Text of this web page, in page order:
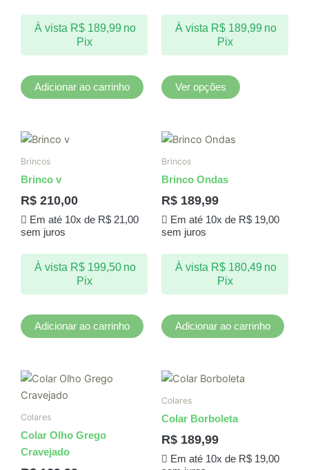
À vista R$189,99 no
Pix
Adicionar ao carrinho
À vista R$189,99 no
Pix
Ver opções
podem
ser
página
Brincos
Brinco v
R$ 210,00
Em até 10x de R$21,00
sem juros
À vista R$199,50 no
Pix
Adicionar ao carrinho
Brincos
Brinco Ondas
R$ 189,99
Em até 10x de R$19,00
sem juros
À vista R$180,49 no
Pix
Adicionar ao carrinho
Colares
Colar Olho Grego
Cravejado
Colares
Colar Borboleta
R$ 189,99
Em até 10x de R$19,00